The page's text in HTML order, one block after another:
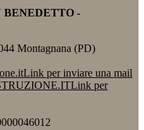
BENEDETTO -
Montagnana (PD)
Link per inviare una mail
Link per